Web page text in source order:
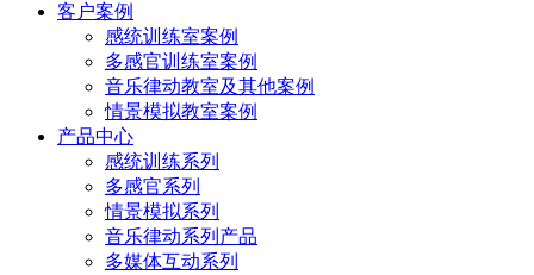
客户案例
感统训练室案例
多感官训练室案例
音乐律动教室及其他案例
情景模拟教室案例
产品中心
感统训练系列
多感官系列
情景模拟系列
音乐律动系列产品
多媒体互动系列